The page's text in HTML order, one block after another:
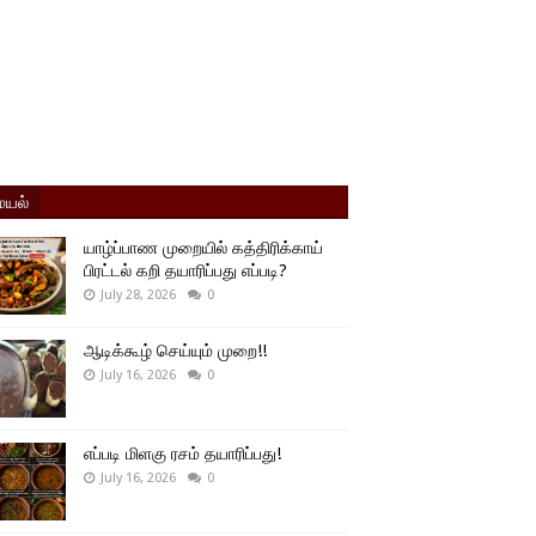
யாழ்ப்பாண முறையில் கத்திரிக்காய்
பிரட்டல் கறி தயாரிப்பது எப்படி?
July 28, 2026 0
ஆடிக்கூழ் செய்யும் முறை!!
July 16, 2026 0
எப்படி மிளகு ரசம் தயாரிப்பது!
July 16, 2026 0